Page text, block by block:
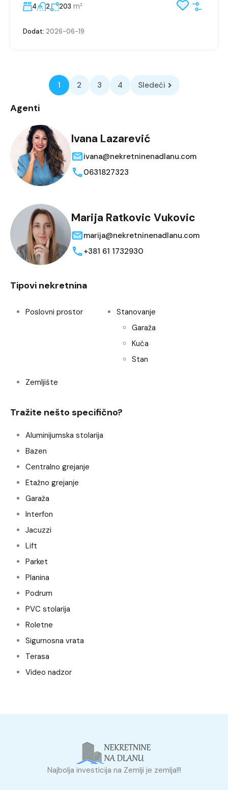
4 2 203 m²
Dodat: 2026-06-19
1 2 3 4 Sledeći
Agenti
Ivana Lazarević
ivana@nekretninenadlanu.com
0631827323
Marija Ratkovic Vukovic
marija@nekretninenadlanu.com
+381 61 1732930
Tipovi nekretnina
Poslovni prostor
Stanovanje
Garaža
Kuća
Stan
Zemljište
Tražite nešto specifično?
Aluminijumska stolarija
Bazen
Centralno grejanje
Etažno grejanje
Garaža
Interfon
Jacuzzi
Lift
Parket
Planina
Podrum
PVC stolarija
Roletne
Sigurnosna vrata
Terasa
Video nadzor
Najbolja investicija na Zemlji je zemlja!!!